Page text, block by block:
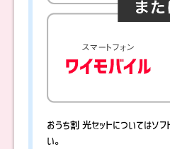
おうち割 光セットについてはソ
い。